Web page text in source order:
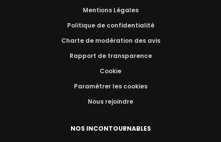
Mentions Légales
Politique de confidentialité
Charte de modération des avis
Rapport de transparence
Cookie
Paramétrer les cookies
Nous rejoindre
NOS INCONTOURNABLES